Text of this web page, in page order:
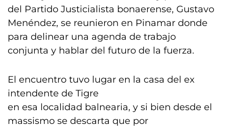
del Partido Justicialista bonaerense, Gustavo
Menéndez, se reunieron en Pinamar donde
para delinear una agenda de trabajo
conjunta y hablar del futuro de la fuerza.
El encuentro tuvo lugar en la casa del ex
intendente de Tigre
en esa localidad balnearia, y si bien desde el
massismo se descarta que por